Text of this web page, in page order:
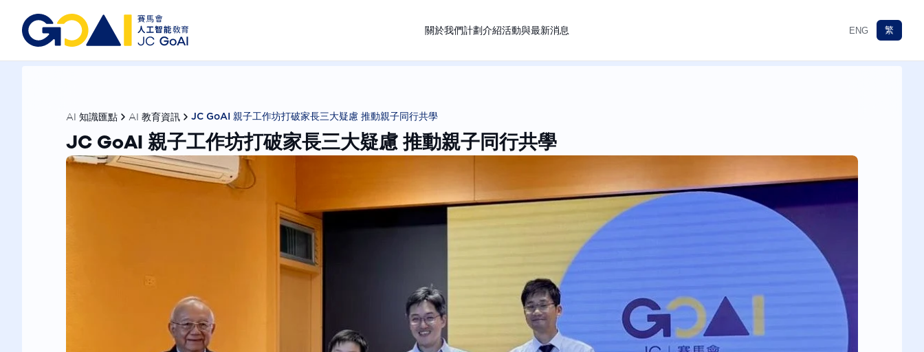
關於我們計劃介紹活動與最新消息 ENG 繁
AI 知識匯點 AI 教育資訊 JC GoAI 親子工作坊打破家長三大疑慮 推動親子同行共學
JC GoAI 親子工作坊打破家長三大疑慮 推動親子同行共學